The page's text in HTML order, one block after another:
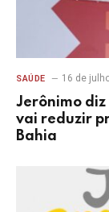
SAÚDE 16 de
Jerônimo
vai reduzir
Bahia